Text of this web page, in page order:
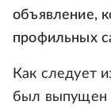
объявление,
профильных
Как следует
был выпущен